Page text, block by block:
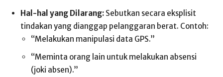
Hal-hal yang Dilarang: Sebutkan secara eksplisit
tindakan yang dianggap pelanggaran berat. Contoh:
“Melakukan manipulasi data GPS.”
“Meminta orang lain untuk melakukan absensi
(joki absen).”